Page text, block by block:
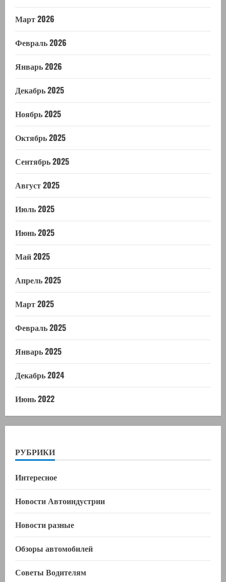
Март 2026
Февраль 2026
Январь 2026
Декабрь 2025
Ноябрь 2025
Октябрь 2025
Сентябрь 2025
Август 2025
Июль 2025
Июнь 2025
Май 2025
Апрель 2025
Март 2025
Февраль 2025
Январь 2025
Декабрь 2024
Июнь 2022
РУБРИКИ
Интересное
Новости Автоиндустрии
Новости разные
Обзоры автомобилей
Советы Водителям